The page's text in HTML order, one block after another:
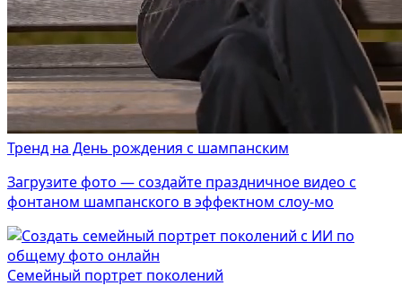
Тренд на День рождения с шампанским
Загрузите фото — создайте праздничное видео с
фонтаном шампанского в эффектном слоу-мо
Семейный портрет поколений